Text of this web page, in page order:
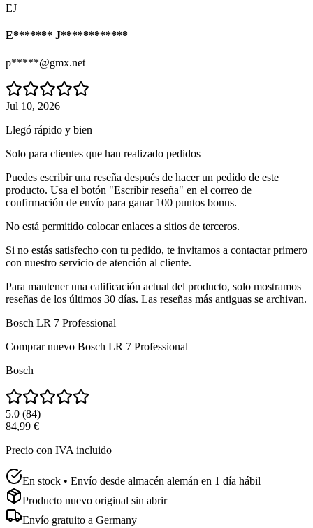
EJ
E******* J************
p*****@gmx.net
Jul 10, 2026
Llegó rápido y bien
Solo para clientes que han realizado pedidos
Puedes escribir una reseña después de hacer un pedido de este
producto. Usa el botón "Escribir reseña" en el correo de
confirmación de envío para ganar 100 puntos bonus.
No está permitido colocar enlaces a sitios de terceros.
Si no estás satisfecho con tu pedido, te invitamos a contactar primero
con nuestro servicio de atención al cliente.
Para mantener una calificación actual del producto, solo mostramos
reseñas de los últimos 30 días. Las reseñas más antiguas se archivan.
Bosch LR 7 Professional
Comprar nuevo Bosch LR 7 Professional
Bosch
5.0 (84)
84,99 €
Precio con IVA incluido
En stock • Envío desde almacén alemán en 1 día hábil
Producto nuevo original sin abrir
Envío gratuito a Germany